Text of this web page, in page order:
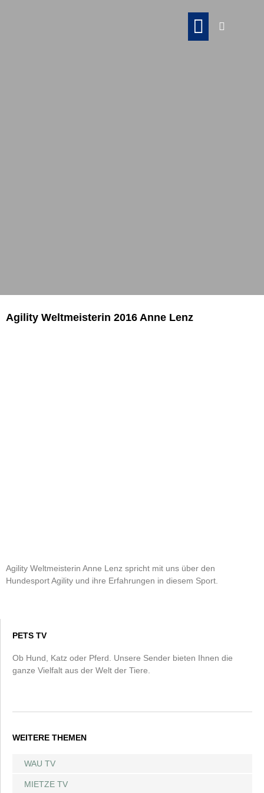
Agility Weltmeisterin 2016 Anne Lenz
Agility Weltmeisterin Anne Lenz spricht mit uns über den
Hundesport Agility und ihre Erfahrungen in diesem Sport.
PETS TV
Ob Hund, Katz oder Pferd. Unsere Sender bieten Ihnen die
ganze Vielfalt aus der Welt der Tiere.
WEITERE THEMEN
WAU TV
MIETZE TV